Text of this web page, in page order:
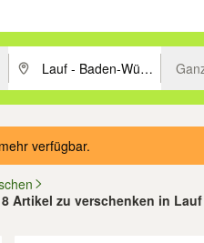
mit den Pfeiltasten
PLZ oder Ort eingeben.
verfügbar.
Artikel zu verschenken in